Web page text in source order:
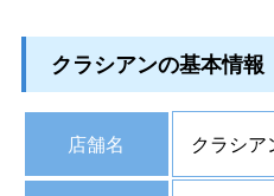
クラシアンの基本情報
店舗名 クラシア